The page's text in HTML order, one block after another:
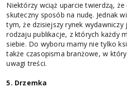
Niektórzy wciąż uparcie twierdzą,
skuteczny sposób na nudę. Jednak
tym, że dzisiejszy rynek
rodzaju publikacje, z których każdy
siebie. Do wyboru mamy nie tylko
także czasopisma branżowe, w
uwagi treści.
5. Drzemka